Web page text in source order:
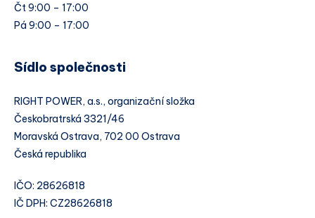
Čt 9:00 – 17:00
Pá 9:00 – 17:00
Sídlo společnosti
RIGHT POWER, a.s., organizační složka
Českobratrská 3321/46
Moravská Ostrava, 702 00 Ostrava
Česká republika
IČO: 28626818
IČ DPH: CZ28626818